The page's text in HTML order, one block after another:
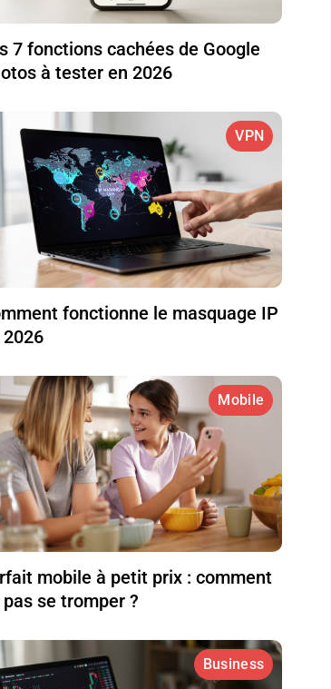
7 fonctions cachées de Google
à tester en 2026
VPN
fonctionne le masquage IP
2026
Mobile
mobile à petit prix : comment
pas se tromper ?
Business